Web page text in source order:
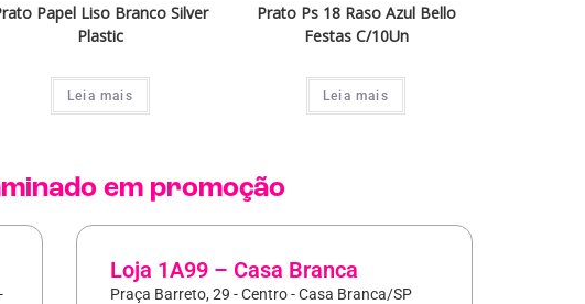
Papel Liso Branco Silver
Plastic
Leia mais
Prato Ps 18 Raso Azul Bello
Festas C/10Un
Leia mais
em promoção
Loja 1A99 – Casa Branca
Praça Barreto, 29 - Centro - Casa Branca/SP